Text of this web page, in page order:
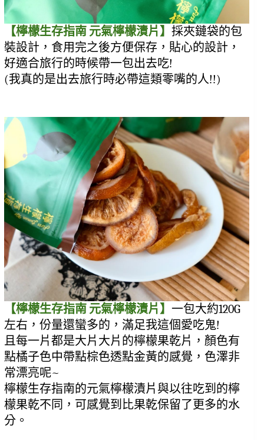
【檸檬生存指南 元氣檸檬漬片】 採夾鏈袋的包
裝設計，食用完之後方便保存，貼心的設計，
好適合旅行的時候帶一包出去吃!
(我真的是出去旅行時必帶這類零嘴的人!!)
【檸檬生存指南 元氣檸檬漬片】 一包大約120G
左右，份量還蠻多的，滿足我這個愛吃鬼!
且每一片都是大片大片的檸檬果乾片，顏色有
點橘子色中帶點棕色透點金黃的感覺，色澤非
常漂亮呢~
檸檬生存指南的元氣檸檬漬片與以往吃到的檸
檬果乾不同，可感覺到比果乾保留了更多的水
分。